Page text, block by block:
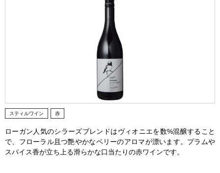
スティルワイン 赤
ローガン人気のシラーズブレンドはヴィオニエを数%混醸すること
で、フローラル且つ艶やかなベリーのアロマが漂います。プラムや
スパイス香が立ち上る滑らかな口当たりの赤ワインです。